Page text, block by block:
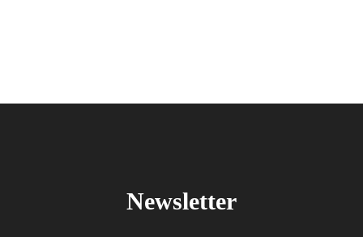
Newsletter